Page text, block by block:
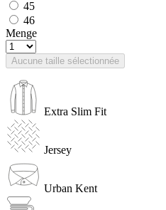
45
46
Menge
Aucune taille sélectionnée
Extra Slim Fit
Jersey
Urban Kent